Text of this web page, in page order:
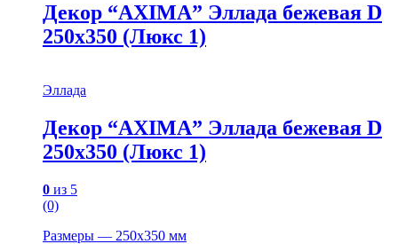
Декор “AXIMA” Эллада бежевая D
250х350 (Люкс 1)
Эллада
Декор “AXIMA” Эллада бежевая D
250х350 (Люкс 1)
0 из 5
(0)
Размеры — 250х350 мм